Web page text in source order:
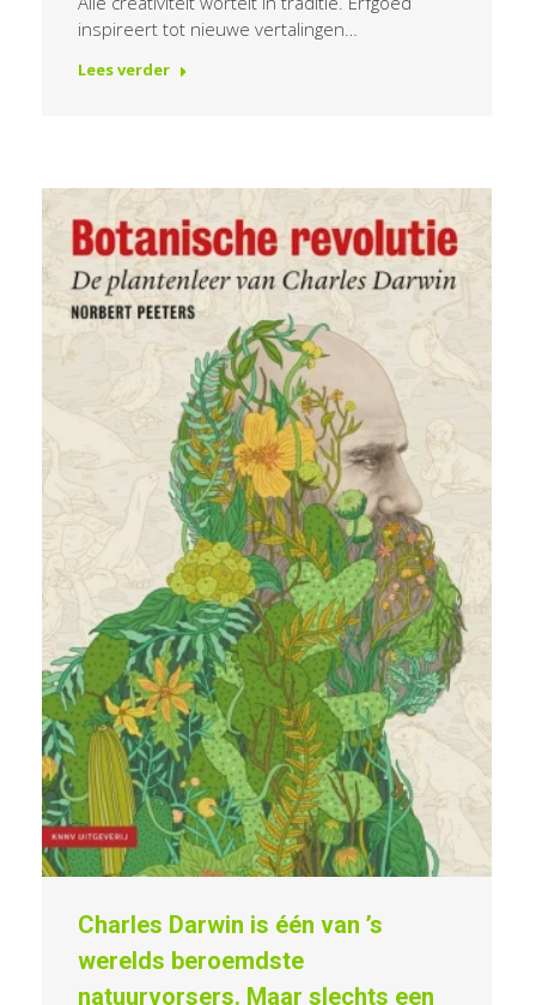
inspireert tot nieuwe vertalingen…
Lees verder
Charles Darwin is één van ’s
werelds beroemdste
natuurvorsers. Maar slechts een